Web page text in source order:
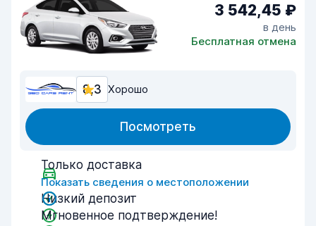
3 542,45 ₽
в день
Бесплатная отмена
8,3 Хорошо
Посмотреть
Только доставка
Показать сведения о местоположении
Низкий депозит
Мгновенное подтверждение!